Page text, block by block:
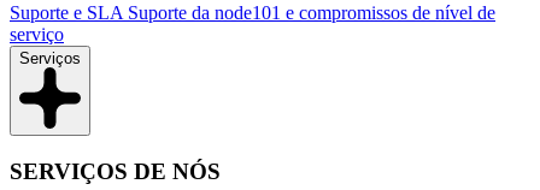
Suporte e SLA Suporte da node101 e compromissos de nível de
serviço
Serviços
SERVIÇOS DE NÓS